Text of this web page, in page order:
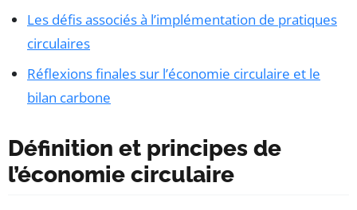
Les défis associés à l’implémentation de pratiques
circulaires
Réflexions finales sur l’économie circulaire et le
bilan carbone
Définition et principes de
l’économie circulaire